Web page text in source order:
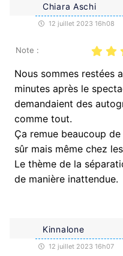
Chiara Aschi
12 juillet 2023 16h08
Note :
Nous sommes restées
minutes après le
demandaient des
comme tout.
Ça remue beaucoup
sûr mais même chez
Le thème de la
de manière inattendue.
Kinnalone
12 juillet 2023 16h07